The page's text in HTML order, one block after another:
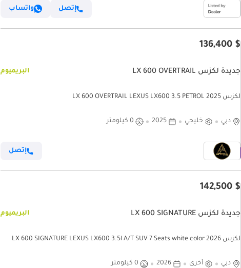
إتصل واتساب
$ 136,400
جديدة لكزس LX 600 OVERTRAIL البريميوم
لكزس LX 600 OVERTRAIL LEXUS LX600 3.5 PETROL 2025
دبي خليجي 2025 0 كيلومتر
إتصل
$ 142,500
جديدة لكزس LX 600 SIGNATURE البريميوم
لكزس LX 600 SIGNATURE LEXUS LX600 3.5l A/T SUV 7 Seats white color 2026
دبي أخرى 2026 0 كيلومتر